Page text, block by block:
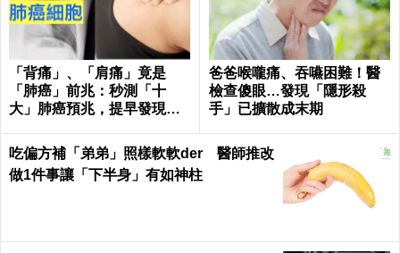
「背痛」、「肩痛」竟是
「肺癌」前兆：秒測「十
大」肺癌預兆，提早發現治
爸爸喉嚨痛、吞嚥困難！醫
檢查傻眼…發現「隱形殺
手」已擴散成末期
吃偏方補「弟弟」照樣軟軟der 醫師推改
做1件事讓「下半身」有如神柱